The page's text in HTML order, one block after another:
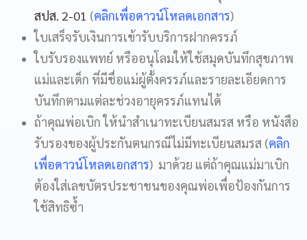
สปส. 2-01 (คลิกเพื่อดาวน์โหลดเอกสาร)
ใบเสร็จรับเงินการเข้ารับบริการฝากครรภ์
ใบรับรองแพทย์ หรืออนุโลมให้ใช้สมุดบันทึกสุขภาพ
แม่และเด็ก ที่มีชื่อแม่ผู้ตั้งครรภ์และรายละเอียดการ
บันทึกตามแต่ละช่วงอายุครรภ์แทนได้
ถ้าคุณพ่อเบิก ให้นำสำเนาทะเบียนสมรส หรือ หนังสือ
รับรองของผู้ประกันตนกรณีไม่มีทะเบียนสมรส (คลิก
เพื่อดาวน์โหลดเอกสาร) มาด้วย แต่ถ้าคุณแม่มาเบิก
ต้องใส่เลขบัตรประชาชนของคุณพ่อเพื่อป้องกันการ
ใช้สิทธิซ้ำ